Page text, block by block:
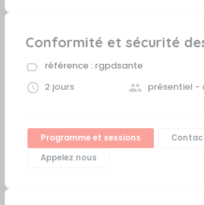
Conformité et sécurité
référence : rgpdsante
2 jours
présentiel -
Programme et sessions
Appelez nous